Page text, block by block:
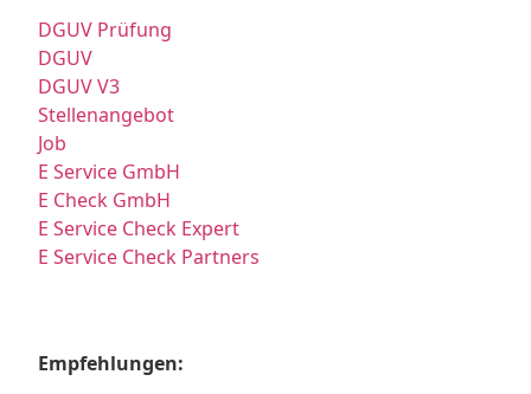
DGUV Prüfung
DGUV
DGUV V3
Stellenangebot
Job
E Service GmbH
E Check GmbH
E Service Check Expert
E Service Check Partners
Empfehlungen: